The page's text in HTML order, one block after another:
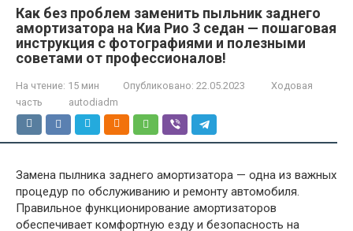
Как без проблем заменить пыльник заднего
амортизатора на Киа Рио 3 седан — пошаговая
инструкция с фотографиями и полезными
советами от профессионалов!
На чтение: 15 мин Опубликовано: 22.05.2023
Ходовая
часть
autodiadm
Замена пылника заднего амортизатора — одна из важных
процедур по обслуживанию и ремонту автомобиля.
Правильное функционирование амортизаторов
обеспечивает комфортную езду и безопасность на